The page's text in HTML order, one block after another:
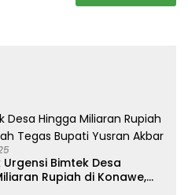
Urgensi Bimtek Desa
Rupiah di Konawe,